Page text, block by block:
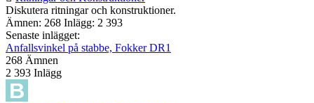
Diskutera ritningar och konstruktioner.
Ämnen: 268 Inlägg: 2 393
Senaste inlägget:
Anfallsvinkel på stabbe, Fokker DR1
268 Ämnen
2 393 Inlägg